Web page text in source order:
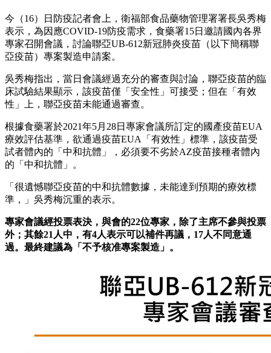
今（16）日防疫記者會上，衛福部食品藥物管理署署長吳秀梅
表示，為因應COVID-19防疫需求，食藥署15日邀請國內各界
專家召開會議，討論聯亞UB-612新冠肺炎疫苗（以下簡稱聯
亞疫苗）專案製造申請案。
吳秀梅指出，當日會議經過充分的審查與討論，聯亞疫苗的臨
床試驗結果顯示，該疫苗僅「安全性」可接受；但在「有效
性」上，聯亞疫苗未能通過審查。
根據食藥署於2021年5月28日專家會議所訂定的國產疫苗EUA
療效評估基準，欲通過疫苗EUA「有效性」標準，該疫苗受
試者體內的「中和抗體」，必須要不劣於AZ疫苗接種者體內
的「中和抗體」。
「很遺憾聯亞疫苗的中和抗體數據，未能達到預期的療效標
準，」吳秀梅沉重的表示。
專家會議經投票表決，與會的22位專家，除了主席不參與投票
外；其餘21人中，有4人表示可以補件再議，17人不同意通
過。最終建議為「不予核准專案製造」。